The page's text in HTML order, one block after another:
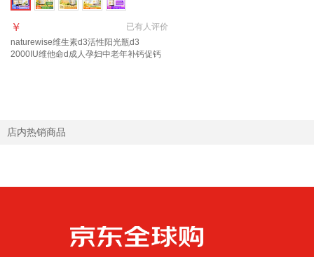
已有人评价
￥
naturewise维生素d3活性阳光瓶d3
2000IU维他命d成人孕妇中老年补钙促钙
店内热销商品